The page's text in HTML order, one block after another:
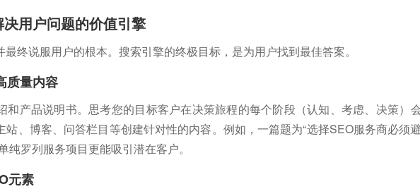
用户问题的价值引擎
终说服用户的根本。搜索引擎的终极目标，是为用户找到最佳答案。
质量内容
和产品说明书。思考您的目标客户在决策旅程的每个阶段（认知、考虑、决策）
、博客、问答栏目等创建针对性的内容。例如，一篇题为“选择SEO服务商必须避
纯罗列服务项目更能吸引潜在客户。
元素